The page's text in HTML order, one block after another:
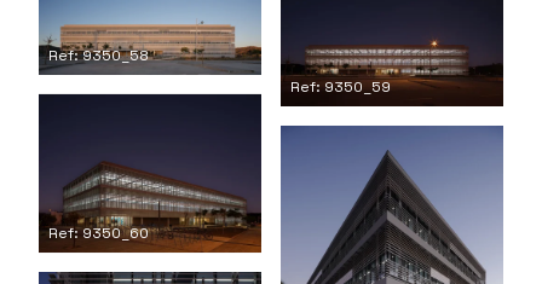
Ref: 9350_58
Ref: 9350_59
Ref: 9350_60